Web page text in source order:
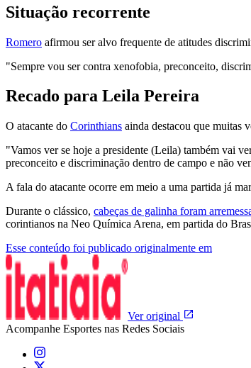
Situação recorrente
Romero afirmou ser alvo frequente de atitudes
"Sempre vou ser contra xenofobia, preconceito,
Recado para Leila Pereira
O atacante do Corinthians ainda destacou que muitas
"Vamos ver se hoje a presidente (Leila) também vai
preconceito e discriminação dentro de campo e não
A fala do atacante ocorre em meio a uma partida já
Durante o clássico, cabeças de galinha foram
corintianos na Neo Química Arena, em partida do
Esse conteúdo foi publicado originalmente em
Ver original
Acompanhe Esportes nas Redes Sociais